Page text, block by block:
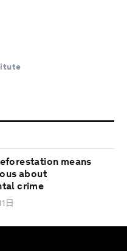
means
about
crime
日